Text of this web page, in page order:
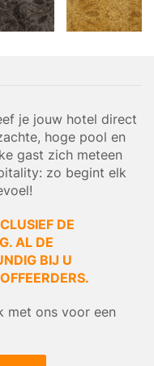
je jouw hotel direct
hoge pool en
gast zich meteen
zo begint elk
DE
AL DE
BIJ U
met ons voor een